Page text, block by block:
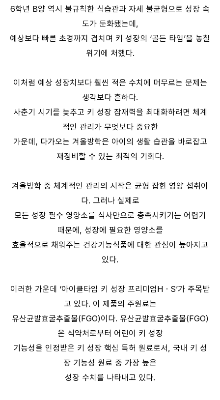
6학년 B양 역시 불규칙한 식습관과 자세 불균형으로 성장 속
도가 둔화됐는데,
예상보다 빠른 초경까지 겹치며 키 성장의 ‘골든 타임’을 놓칠
위기에 처했다.
이처럼 예상 성장치보다 훨씬 적은 수치에 머무르는 문제는
생각보다 흔하다.
사춘기 시기를 늦추고 키 성장 잠재력을 최대화하려면 체계
적인 관리가 무엇보다 중요한
가운데, 다가오는 겨울방학은 아이의 생활 습관을 바로잡고
재정비할 수 있는 최적의 기회다.
겨울방학 중 체계적인 관리의 시작은 균형 잡힌 영양 섭취이
다. 그러나 실제로
모든 성장 필수 영양소를 식사만으로 충족시키기는 어렵기
때문에, 성장에 필요한 영양소를
효율적으로 채워주는 건강기능식품에 대한 관심이 높아지고
있다.
이러한 가운데 ‘아이클타임 키 성장 프리미엄H · S’가 주목받
고 있다. 이 제품의 주원료는
유산균발효굴추출물(FGO)이다. 유산균발효굴추출물(FGO)
은 식약처로부터 어린이 키 성장
기능성을 인정받은 키 성장 핵심 특허 원료로서, 국내 키 성
장 기능성 원료 중 가장 높은
성장 수치를 나타내고 있다.